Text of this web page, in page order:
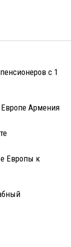
с 1
Армения
Европы к